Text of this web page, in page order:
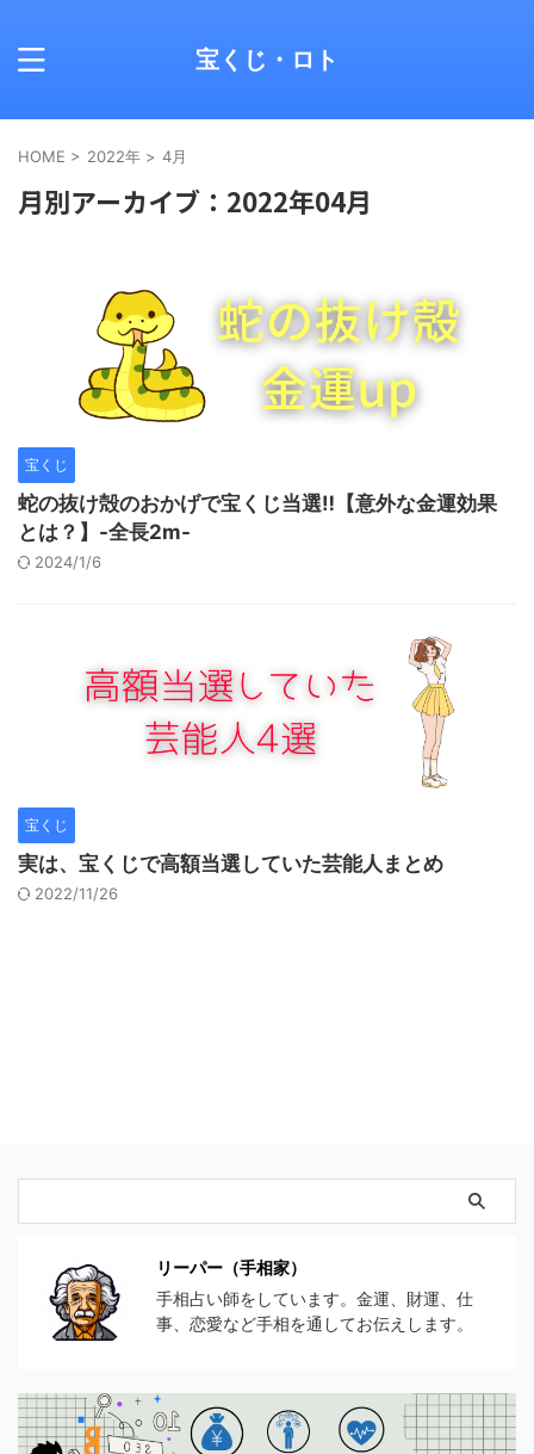
宝くじ・ロト
HOME > 2022年 > 4月
月別アーカイブ：2022年04月
宝くじ
蛇の抜け殻のおかげで宝くじ当選‼︎【意外な金運効果
とは？】-全長2m-
2024/1/6
宝くじ
実は、宝くじで高額当選していた芸能人まとめ
2022/11/26
リーパー（手相家）
手相占い師をしています。金運、財運、仕
事、恋愛など手相を通してお伝えします。